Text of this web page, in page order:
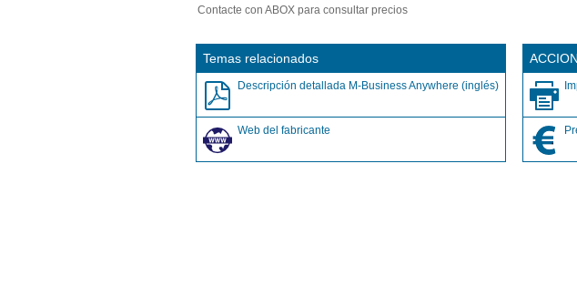
Contacte con ABOX para consultar precios
Temas relacionados
Descripción detallada M-Business Anywhere (inglés)
Web del fabricante